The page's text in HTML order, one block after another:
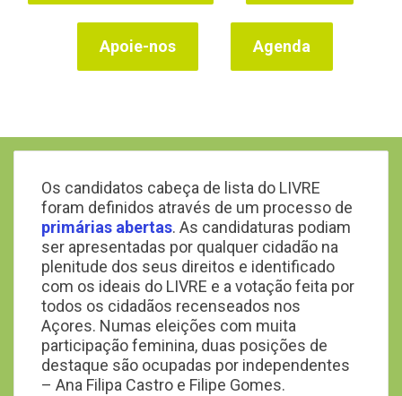
Apoie-nos Agenda
Os candidatos cabeça de lista do LIVRE
foram definidos através de um processo de
primárias abertas. As candidaturas podiam
ser apresentadas por qualquer cidadão na
plenitude dos seus direitos e identificado
com os ideais do LIVRE e a votação feita por
todos os cidadãos recenseados nos
Açores. Numas eleições com muita
participação feminina, duas posições de
destaque são ocupadas por independentes
– Ana Filipa Castro e Filipe Gomes.